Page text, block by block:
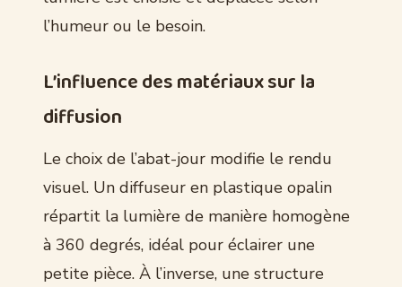
l’humeur ou le besoin.
L’influence des matériaux sur la
diffusion
Le choix de l’abat-jour modifie le rendu
visuel. Un diffuseur en plastique opalin
répartit la lumière de manière homogène
à 360 degrés, idéal pour éclairer une
petite pièce. À l’inverse, une structure